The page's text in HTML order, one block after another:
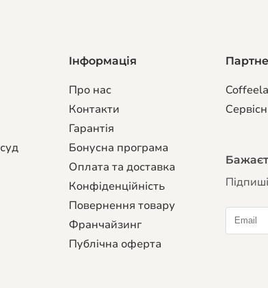
Інформація
Про нас
Контакти
Гарантiя
Бонусна програма
Оплата та доставка
Конфіденційність
Повернення товару
Франчайзинг
Публічна оферта